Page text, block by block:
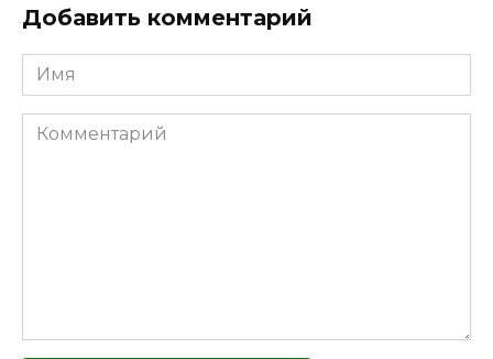
Добавить комментарий
Имя
Комментарий